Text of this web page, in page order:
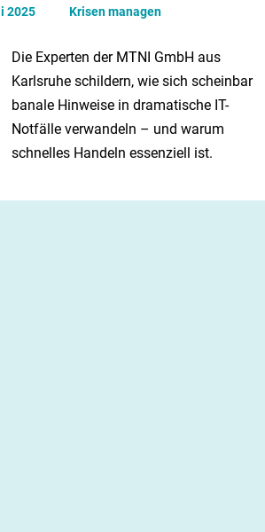
2025 Krisen managen
Die Experten der MTNI GmbH aus
Karlsruhe schildern, wie sich scheinbar
banale Hinweise in dramatische IT-
Notfälle verwandeln – und warum
schnelles Handeln essenziell ist.